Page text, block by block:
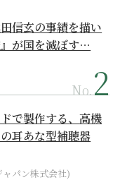
信玄の事績を描い
が国を滅ぼす…
No.
で製作する、高機
耳あな型補聴器
パン株式会社)